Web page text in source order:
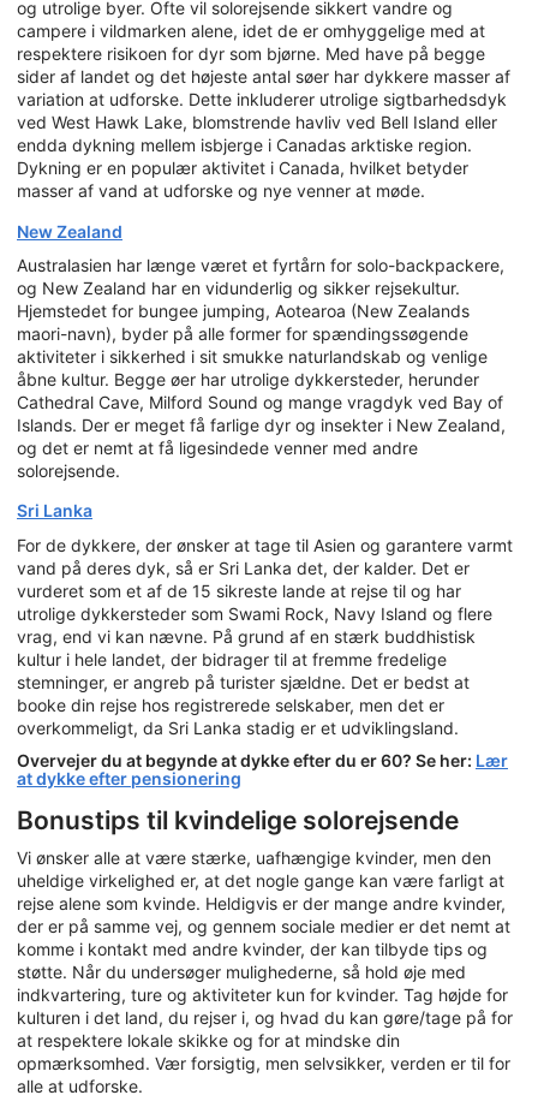
og utrolige byer. Ofte vil solorejsende sikkert vandre og
campere i vildmarken alene, idet de er omhyggelige med at
respektere risikoen for dyr som bjørne. Med have på begge
sider af landet og det højeste antal søer har dykkere masser af
variation at udforske. Dette inkluderer utrolige sigtbarhedsdyk
ved West Hawk Lake, blomstrende havliv ved Bell Island eller
endda dykning mellem isbjerge i Canadas arktiske region.
Dykning er en populær aktivitet i Canada, hvilket betyder
masser af vand at udforske og nye venner at møde.
New Zealand
Australasien har længe været et fyrtårn for solo-backpackere,
og New Zealand har en vidunderlig og sikker rejsekultur.
Hjemstedet for bungee jumping, Aotearoa (New Zealands
maori-navn), byder på alle former for spændingssøgende
aktiviteter i sikkerhed i sit smukke naturlandskab og venlige
åbne kultur. Begge øer har utrolige dykkersteder, herunder
Cathedral Cave, Milford Sound og mange vragdyk ved Bay of
Islands. Der er meget få farlige dyr og insekter i New Zealand,
og det er nemt at få ligesindede venner med andre
solorejsende.
Sri Lanka
For de dykkere, der ønsker at tage til Asien og garantere varmt
vand på deres dyk, så er Sri Lanka det, der kalder. Det er
vurderet som et af de 15 sikreste lande at rejse til og har
utrolige dykkersteder som Swami Rock, Navy Island og flere
vrag, end vi kan nævne. På grund af en stærk buddhistisk
kultur i hele landet, der bidrager til at fremme fredelige
stemninger, er angreb på turister sjældne. Det er bedst at
booke din rejse hos registrerede selskaber, men det er
overkommeligt, da Sri Lanka stadig er et udviklingsland.
Overvejer du at begynde at dykke efter du er 60? Se her: Lær
at dykke efter pensionering
Bonustips til kvindelige solorejsende
Vi ønsker alle at være stærke, uafhængige kvinder, men den
uheldige virkelighed er, at det nogle gange kan være farligt at
rejse alene som kvinde. Heldigvis er der mange andre kvinder,
der er på samme vej, og gennem sociale medier er det nemt at
komme i kontakt med andre kvinder, der kan tilbyde tips og
støtte. Når du undersøger mulighederne, så hold øje med
indkvartering, ture og aktiviteter kun for kvinder. Tag højde for
kulturen i det land, du rejser i, og hvad du kan gøre/tage på for
at respektere lokale skikke og for at mindske din
opmærksomhed. Vær forsigtig, men selvsikker, verden er til for
alle at udforske.